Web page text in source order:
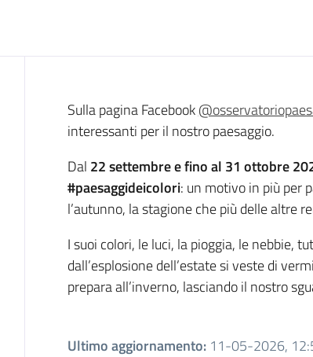
Introduzione
Sulla pagina Facebook
interessanti per il nostro paesaggio.
Dal 22 settembre e fino al 31 ottobre
#paesaggideicolori: un motivo in più per
l’autunno, la stagione che più delle altre
I suoi colori, le luci, la pioggia, le nebbie,
dall’esplosione dell’estate si veste di
prepara all’inverno, lasciando il nostro
Ultimo aggiornamento: 11-05-2026,